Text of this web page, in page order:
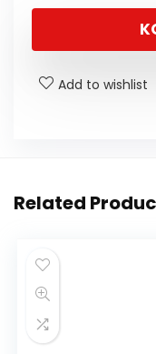
Add to wishlist
Related